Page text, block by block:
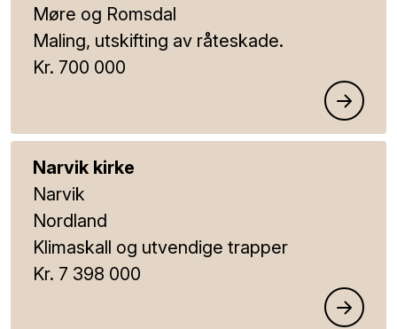
Møre og Romsdal
Maling, utskifting av råteskade.
Kr. 700 000
Narvik kirke
Narvik
Nordland
Klimaskall og utvendige trapper
Kr. 7 398 000